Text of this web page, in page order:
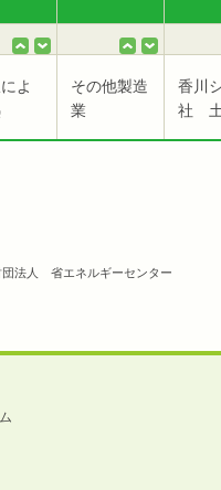
よ
その他製造
業
香川
社
団法人 省エネルギーセンター